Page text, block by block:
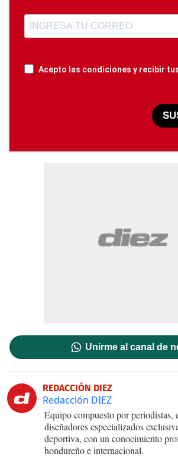
Acepto las condiciones y recibir
Unirme al canal de
REDACCIÓN DIEZ
Redacción DIEZ
Equipo compuesto por periodistas,
diseñadores especializados
deportiva, con un conocimiento
hondureño e internacional.